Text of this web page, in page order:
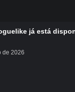
já está
de 2026